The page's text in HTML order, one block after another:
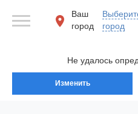
Не удалось
Изменить
Ваш
город
город